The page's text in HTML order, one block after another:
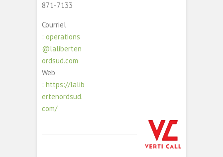
871-7133
Courriel
: operations
@laliberten
ordsud.com
Web
: https://lalib
ertenordsud.
com/